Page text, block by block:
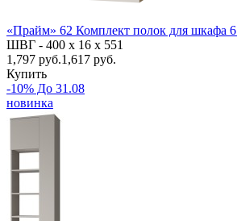
«Прайм» 62 Комплект полок для шкафа
ШВГ - 400 х 16 х 551
1,797 руб.1,617 руб.
Купить
-10% До 31.08
новинка